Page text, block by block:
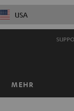
USA
MEHR